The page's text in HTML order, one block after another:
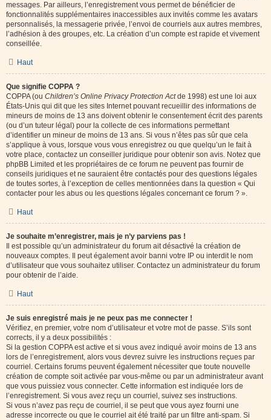
messages. Par ailleurs, l’enregistrement vous permet de bénéficier de
fonctionnalités supplémentaires inaccessibles aux invités comme les avatars
personnalisés, la messagerie privée, l’envoi de courriels aux autres membres,
l’adhésion à des groupes, etc. La création d’un compte est rapide et vivement
conseillée.
Haut
Que signifie COPPA ?
COPPA (ou Children’s Online Privacy Protection Actde 1998) est une loi aux
États-Unis qui dit que les sites Internet pouvant recueillir des informations de
mineurs de moins de 13 ans doivent obtenir le consentement écrit des parents
(ou d’un tuteur légal) pour la collecte de ces informations permettant
d’identifier un mineur de moins de 13 ans. Si vous n’êtes pas sûr que cela
s’applique à vous, lorsque vous vous enregistrez ou que quelqu’un le fait à
votre place, contactez un conseiller juridique pour obtenir son avis. Notez que
phpBB Limited et les propriétaires de ce forum ne peuvent pas fournir de
conseils juridiques et ne sauraient être contactés pour des questions légales
de toutes sortes, à l’exception de celles mentionnées dans la question « Qui
contacter pour les abus ou les questions légales concernant ce forum ? ».
Haut
Je souhaite m’enregistrer, mais je n’y parviens pas !
Il est possible qu’un administrateur du forum ait désactivé la création de
nouveaux comptes. Il peut également avoir banni votre IP ou interdit le nom
d’utilisateur que vous souhaitez utiliser. Contactez un administrateur du forum
pour obtenir de l’aide.
Haut
Je suis enregistré mais je ne peux pas me connecter !
Vérifiez, en premier, votre nom d’utilisateur et votre mot de passe. S’ils sont
corrects, il y a deux possibilités :
Si la gestion COPPA est active et si vous avez indiqué avoir moins de 13 ans
lors de l’enregistrement, alors vous devrez suivre les instructions reçues par
courriel. Certains forums peuvent également nécessiter que toute nouvelle
création de compte soit activée par vous-même ou par un administrateur avant
que vous puissiez vous connecter. Cette information est indiquée lors de
l’enregistrement. Si vous avez reçu un courriel, suivez ses instructions.
Si vous n’avez pas reçu de courriel, il se peut que vous ayez fourni une
adresse incorrecte ou que le courriel ait été traité par un filtre anti-spam. Si